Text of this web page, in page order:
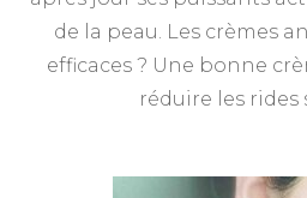
de la peau. Les crèmes
efficaces ? Une bonne
réduire les rides